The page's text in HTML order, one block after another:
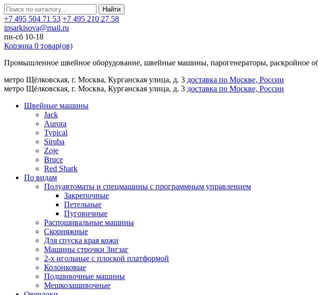
Найти
+7 495 504 71 53 +7 495 210 27 58
ipsarkisova@mail.ru
пн-сб 10-18
Корзина 0 товар(ов)
Промышленное швейное оборудование, швейные машины, парогенераторы, раскройное
метро Щёлковская, г. Москва, Курганская улица, д. 3 доставка по Москве, России
метро Щёлковская, г. Москва, Курганская улица, д. 3 доставка по Москве, России
Швейные машины
Jack
Aurora
Typical
Siruba
Zoje
Bruce
Red Shark
По видам
Полуавтоматы и спецмашины с программным управлением
Закрепочные
Петельные
Пуговичные
Распошивальные машины
Скорняжные
Для спуска края кожи
Машины строчки Зигзаг
2-х игольные с плоской платформой
Колонковые
Подшивочные машины
Мешкозашивочные